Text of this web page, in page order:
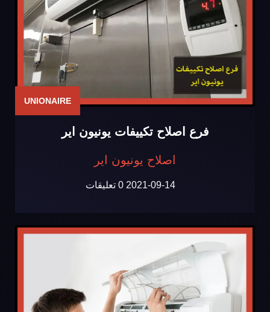
UNIONAIRE
فرع اصلاح تكييفات يونيون اير
اصلاح يونيون اير
2021-09-14 0 تعليقات